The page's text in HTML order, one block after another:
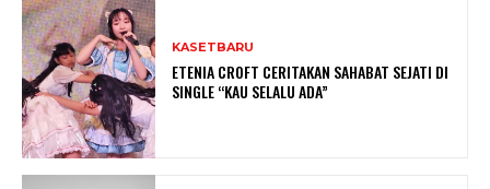
KASETBARU
ETENIA CROFT CERITAKAN SAHABAT SEJATI DI
SINGLE “KAU SELALU ADA”